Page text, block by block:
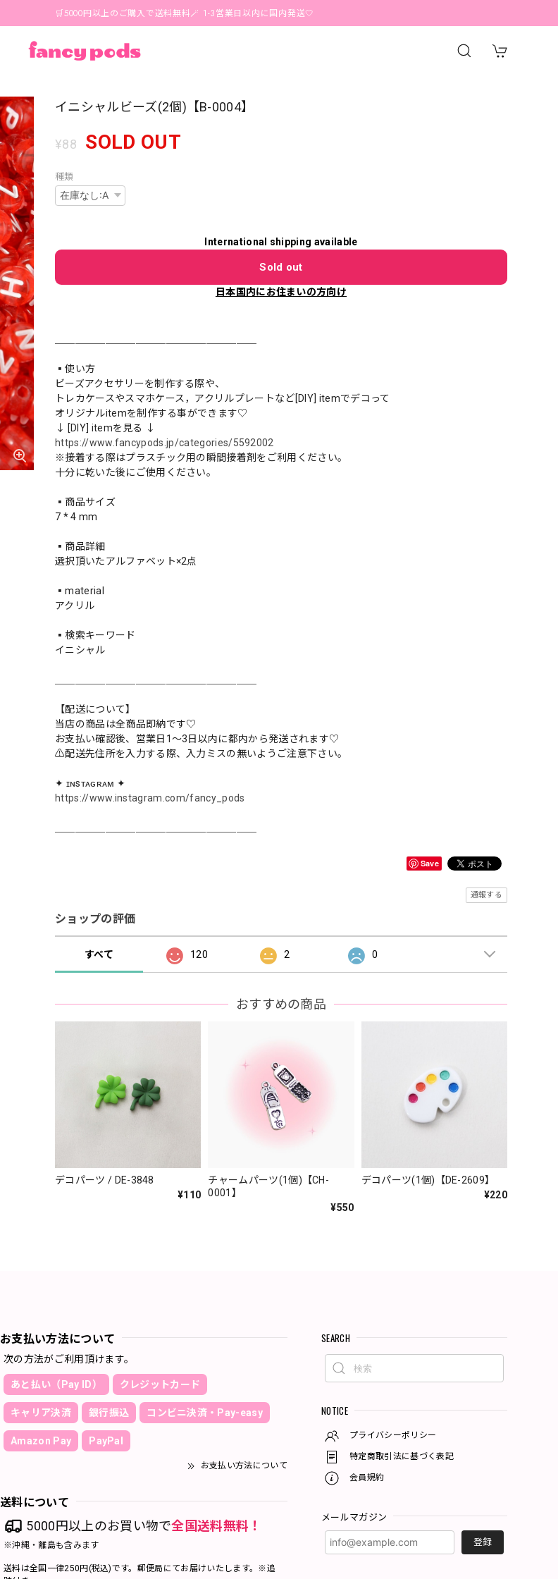
🛒5000円以上のご購入で送料無料🪄 1-3営業日以内に国内発送🤍
イニシャルビーズ(2個)【B-0004】
¥88 SOLD OUT
種類
International shipping available
Sold out
日本国内にお住まいの方向け
▪️使い方
ビーズアクセサリーを制作する際や、
トレカケースやスマホケース，アクリルプレートなど[DIY] itemでデコって
オリジナルitemを制作する事ができます♡
↓ [DIY] itemを見る ↓
https://www.fancypods.jp/categories/5592002
※接着する際はプラスチック用の瞬間接着剤をご利用ください。
十分に乾いた後にご使用ください。
▪️商品サイズ
7 * 4 mm
▪️商品詳細
選択頂いたアルファベット×2点
▪️material
アクリル
▪️検索キーワード
イニシャル
【配送について】
当店の商品は全商品即納です♡︎
お支払い確認後、営業日1〜3日以内に都内から発送されます♡
⚠︎配送先住所を入力する際、入力ミスの無いようご注意下さい。
✦ ɪɴsᴛᴀɢʀᴀᴍ ✦
https://www.instagram.com/fancy_pods
Save
通報する
ショップの評価
すべて 120 2 0
おすすめの商品
デコパーツ / DE-3848
¥110
チャームパーツ(1個)【CH-
0001】
¥550
デコパーツ(1個)【DE-2609】
¥220
お支払い方法について
次の方法がご利用頂けます。
あと払い（Pay ID） クレジットカード
キャリア決済 銀行振込 コンビニ決済・Pay-easy
Amazon Pay PayPal
お支払い方法について
送料について
5000円以上のお買い物で全国送料無料！
※沖縄・離島も含みます
送料は全国一律250円(税込)です。郵便局にてお届けいたします。※追
SEARCH
NOTICE
プライバシーポリシー
特定商取引法に基づく表記
会員規約
メールマガジン
登録